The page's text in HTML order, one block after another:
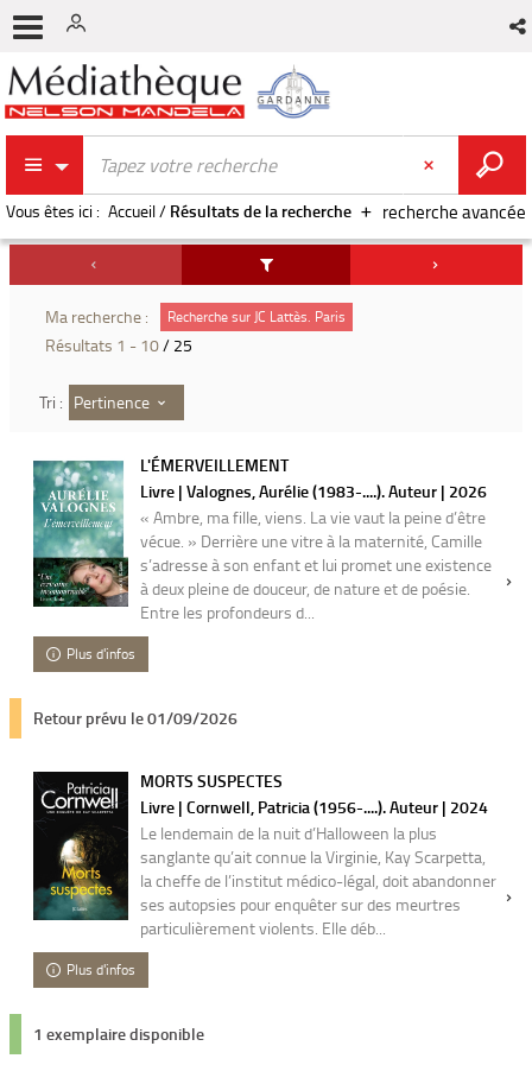
recherche avancée
Vous êtes ici : Accueil/ Résultats de la recherche
Ma recherche : Recherche sur JC Lattès. Paris
Résultats 1 - 10/ 25
Tri : Pertinence
L'ÉMERVEILLEMENT
Livre | Valognes, Aurélie (1983-....). Auteur | 2026
« Ambre, ma fille, viens. La vie vaut la peine d’être
vécue. » Derrière une vitre à la maternité, Camille
s’adresse à son enfant et lui promet une existence
à deux pleine de douceur, de nature et de poésie.
Entre les profondeurs d...
Plus d'infos
Retour prévu le 01/09/2026
MORTS SUSPECTES
Livre | Cornwell, Patricia (1956-....). Auteur | 2024
Le lendemain de la nuit d’Halloween la plus
sanglante qu’ait connue la Virginie, Kay Scarpetta,
la cheffe de l’institut médico-légal, doit abandonner
ses autopsies pour enquêter sur des meurtres
particulièrement violents. Elle déb...
Plus d'infos
1 exemplaire disponible